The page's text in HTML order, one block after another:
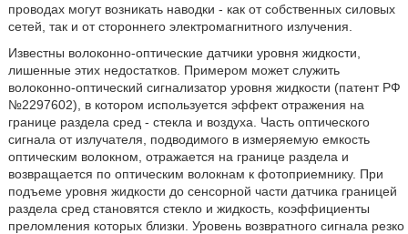
проводах могут возникать наводки - как от собственных силовых
сетей, так и от стороннего электромагнитного излучения.
Известны волоконно-оптические датчики уровня жидкости,
лишенные этих недостатков. Примером может служить
волоконно-оптический сигнализатор уровня жидкости (патент РФ
№2297602), в котором используется эффект отражения на
границе раздела сред - стекла и воздуха. Часть оптического
сигнала от излучателя, подводимого в измеряемую емкость
оптическим волокном, отражается на границе раздела и
возвращается по оптическим волокнам к фотоприемнику. При
подъеме уровня жидкости до сенсорной части датчика границей
раздела сред становятся стекло и жидкость, коэффициенты
преломления которых близки. Уровень возвратного сигнала резко